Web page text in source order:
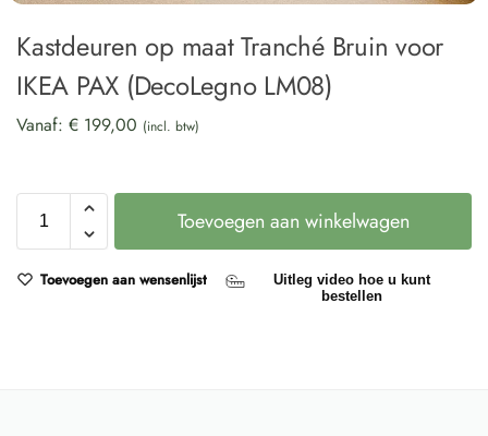
Kastdeuren op maat Tranché Bruin voor
IKEA PAX (DecoLegno LM08)
Vanaf: € 199,00 (incl. btw)
Toevoegen aan winkelwagen
Toevoegen aan wensenlijst
Uitleg video hoe u kunt
bestellen